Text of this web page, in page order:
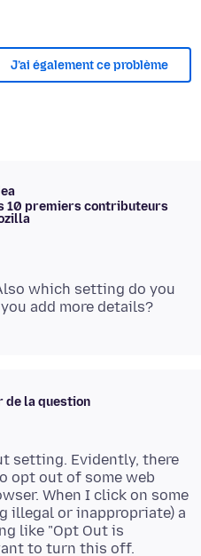
J’ai également ce problème
10 premiers contributeurs
which setting do you
de la question
setting. Evidently, there
opt out of some web
When I click on some
illegal or inappropriate) a
like "Opt Out is
to turn this off.